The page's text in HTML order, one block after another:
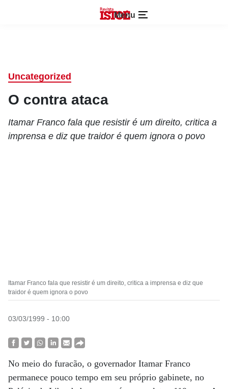
Menu
Uncategorized
O contra ataca
Itamar Franco fala que resistir é um direito, critica a
imprensa e diz que traidor é quem ignora o povo
Itamar Franco fala que resistir é um direito, critica a imprensa e diz que
traidor é quem ignora o povo
03/03/1999 - 10:00
No meio do furacão, o governador Itamar Franco
permanece pouco tempo em seu próprio gabinete, no